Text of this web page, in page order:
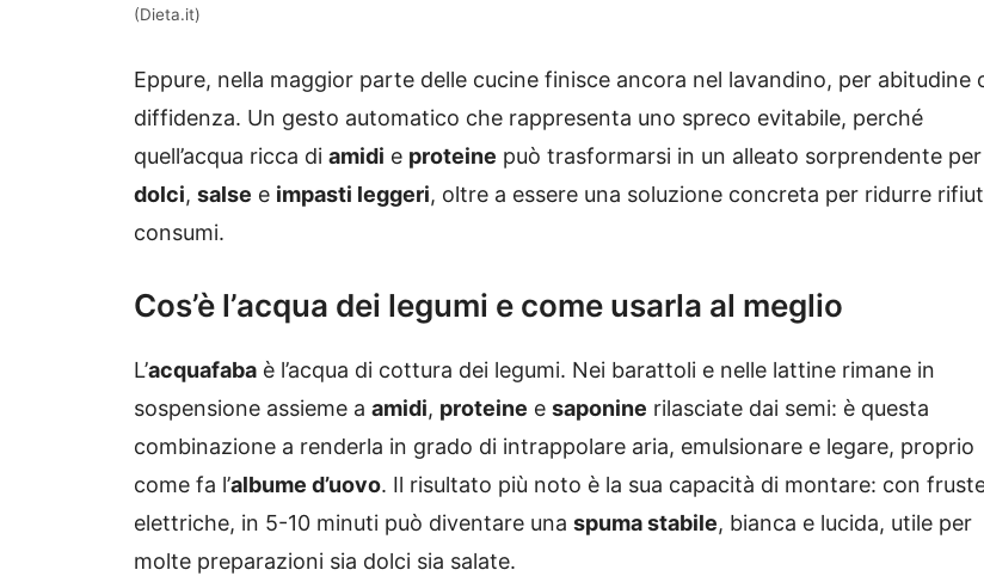
(Dieta.it)
Eppure, nella maggior parte delle cucine finisce ancora nel lavandino, per abitudine
diffidenza. Un gesto automatico che rappresenta uno spreco evitabile, perché
quell’acqua ricca di amidi e proteine può trasformarsi in un alleato sorprendente per
dolci, salse e impasti leggeri, oltre a essere una soluzione concreta per ridurre
consumi.
Cos’è l’acqua dei legumi e come usarla al meglio
L’acquafaba è l’acqua di cottura dei legumi. Nei barattoli e nelle lattine rimane in
sospensione assieme a amidi, proteine e saponine rilasciate dai semi: è questa
combinazione a renderla in grado di intrappolare aria, emulsionare e legare, proprio
come fa l’albume d’uovo. Il risultato più noto è la sua capacità di montare: con
elettriche, in 5-10 minuti può diventare una spuma stabile, bianca e lucida, utile per
molte preparazioni sia dolci sia salate.